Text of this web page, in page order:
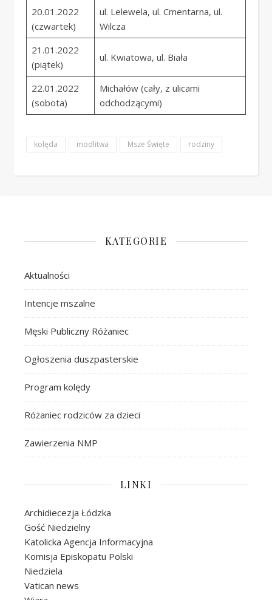
20.01.2022
(czwartek)
ul. Lelewela, ul. Cmentarna, ul.
Wilcza
21.01.2022
(piątek)
ul. Kwiatowa, ul. Biała
22.01.2022
(sobota)
Michałów (cały, z ulicami
odchodzącymi)
kolęda modlitwa Msze Święte rodziny
KATEGORIE
Aktualności
Intencje mszalne
Męski Publiczny Różaniec
Ogłoszenia duszpasterskie
Program kolędy
Różaniec rodziców za dzieci
Zawierzenia NMP
LINKI
Archidiecezja Łódzka
Gość Niedzielny
Katolicka Agencja Informacyjna
Komisja Episkopatu Polski
Niedziela
Vatican news